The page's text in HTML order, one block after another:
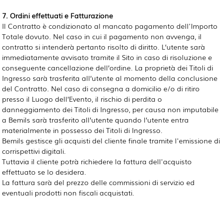
7. Ordini effettuati e Fatturazione
Il Contratto è condizionato al mancato pagamento dell'Importo
Totale dovuto. Nel caso in cui il pagamento non avvenga, il
contratto si intenderà pertanto risolto di diritto. L’utente sarà
immediatamente avvisato tramite il Sito in caso di risoluzione e
conseguente cancellazione dell’ordine. La proprietà dei Titoli di
Ingresso sarà trasferita all’utente al momento della conclusione
del Contratto. Nel caso di consegna a domicilio e/o di ritiro
presso il Luogo dell’Evento, il rischio di perdita o
danneggiamento dei Titoli di Ingresso, per causa non imputabile
a Bemils sarà trasferito all’utente quando l’utente entra
materialmente in possesso dei Titoli di Ingresso.
Bemils gestisce gli acquisti del cliente finale tramite l'emissione di
corrispettivi digitali.
Tuttavia il cliente potrà richiedere la fattura dell'acquisto
effettuato se lo desidera.
La fattura sarà del prezzo delle commissioni di servizio ed
eventuali prodotti non fiscali acquistati.